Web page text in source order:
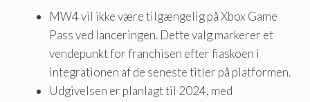
MW4 vil ikke være tilgængelig på Xbox Game
Pass ved lanceringen. Dette valg markerer et
vendepunkt for franchisen efter fiaskoen i
integrationen af ​​de seneste titler på platformen.
Udgivelsen er planlagt til 2024, med